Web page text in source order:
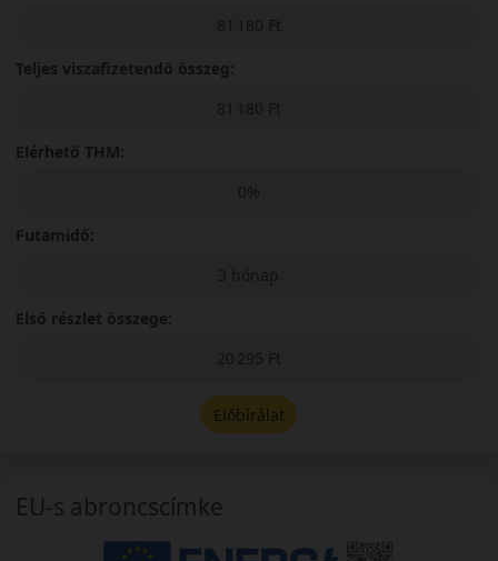
81 180 Ft
Teljes viszafizetendő összeg:
81 180 Ft
Elérhető THM:
0%
Futamidő:
3 hónap
Első részlet összege:
20 295 Ft
Előbírálat
EU-s abroncscímke